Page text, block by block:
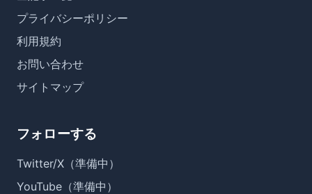
プライバシーポリシー
利用規約
お問い合わせ
サイトマップ
フォローする
Twitter/X（準備中）
YouTube（準備中）